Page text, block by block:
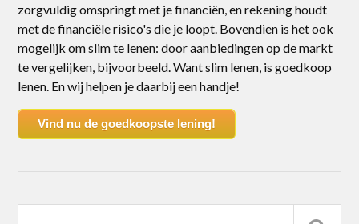
zorgvuldig omspringt met je financiën, en rekening houdt
met de financiële risico's die je loopt. Bovendien is het ook
mogelijk om slim te lenen: door aanbiedingen op de markt
te vergelijken, bijvoorbeeld. Want slim lenen, is goedkoop
lenen. En wij helpen je daarbij een handje!
Vind nu de goedkoopste lening!